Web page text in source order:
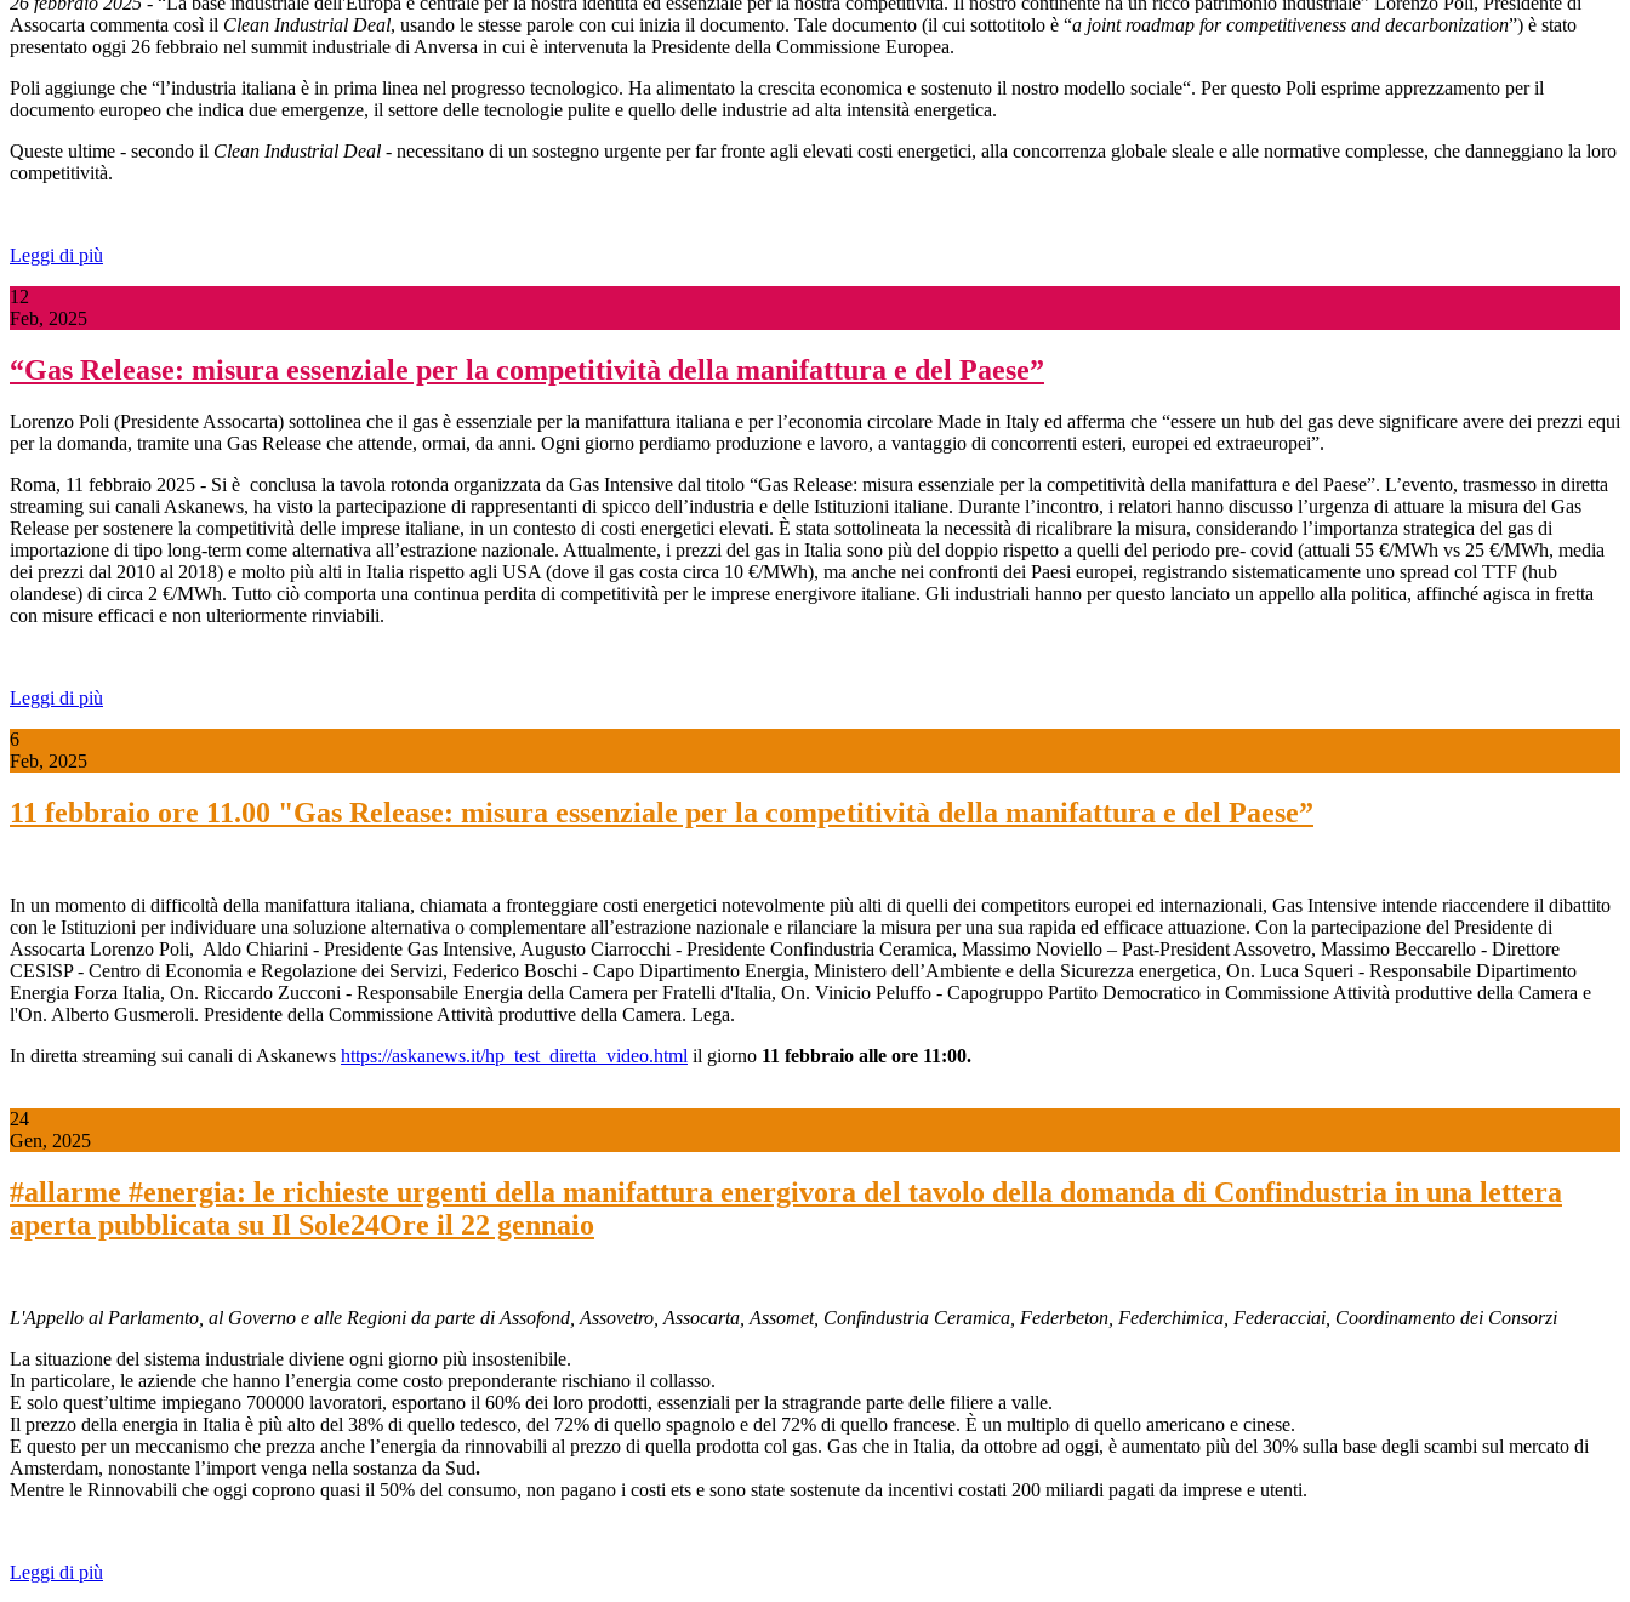
Assocarta commenta così il Clean Industrial Deal, usando le stesse parole con cui inizia il documento. Tale documento (il cui sottotitolo è “a joint roadmap for competitiveness and decarbonization”) è stato
presentato oggi 26 febbraio nel summit industriale di Anversa in cui è intervenuta la Presidente della Commissione Europea.
Poli aggiunge che “l’industria italiana è in prima linea nel progresso tecnologico. Ha alimentato la crescita economica e sostenuto il nostro modello sociale“. Per questo Poli esprime apprezzamento per il
documento europeo che indica due emergenze, il settore delle tecnologie pulite e quello delle industrie ad alta intensità energetica.
Queste ultime - secondo il Clean Industrial Deal - necessitano di un sostegno urgente per far fronte agli elevati costi energetici, alla concorrenza globale sleale e alle normative complesse, che danneggiano la loro
competitività.
Leggi di più
12
Feb, 2025
“Gas Release: misura essenziale per la competitività della manifattura e del Paese”
Lorenzo Poli (Presidente Assocarta) sottolinea che il gas è essenziale per la manifattura italiana e per l’economia circolare Made in Italy ed afferma che “essere un hub del gas deve significare avere dei prezzi equi
per la domanda, tramite una Gas Release che attende, ormai, da anni. Ogni giorno perdiamo produzione e lavoro, a vantaggio di concorrenti esteri, europei ed extraeuropei”.
Roma, 11 febbraio 2025 - Si è conclusa la tavola rotonda organizzata da Gas Intensive dal titolo “Gas Release: misura essenziale per la competitività della manifattura e del Paese”. L’evento, trasmesso in diretta
streaming sui canali Askanews, ha visto la partecipazione di rappresentanti di spicco dell’industria e delle Istituzioni italiane. Durante l’incontro, i relatori hanno discusso l’urgenza di attuare la misura del Gas
Release per sostenere la competitività delle imprese italiane, in un contesto di costi energetici elevati. È stata sottolineata la necessità di ricalibrare la misura, considerando l’importanza strategica del gas di
importazione di tipo long-term come alternativa all’estrazione nazionale. Attualmente, i prezzi del gas in Italia sono più del doppio rispetto a quelli del periodo pre- covid (attuali 55 €/MWh vs 25 €/MWh, media
dei prezzi dal 2010 al 2018) e molto più alti in Italia rispetto agli USA (dove il gas costa circa 10 €/MWh), ma anche nei confronti dei Paesi europei, registrando sistematicamente uno spread col TTF (hub
olandese) di circa 2 €/MWh. Tutto ciò comporta una continua perdita di competitività per le imprese energivore italiane. Gli industriali hanno per questo lanciato un appello alla politica, affinché agisca in fretta
con misure efficaci e non ulteriormente rinviabili.
Leggi di più
6
Feb, 2025
11 febbraio ore 11.00 "Gas Release: misura essenziale per la competitività della manifattura e del Paese”
In un momento di difficoltà della manifattura italiana, chiamata a fronteggiare costi energetici notevolmente più alti di quelli dei competitors europei ed internazionali, Gas Intensive intende riaccendere il dibattito
con le Istituzioni per individuare una soluzione alternativa o complementare all’estrazione nazionale e rilanciare la misura per una sua rapida ed efficace attuazione. Con la partecipazione del Presidente di
Assocarta Lorenzo Poli, Aldo Chiarini - Presidente Gas Intensive, Augusto Ciarrocchi - Presidente Confindustria Ceramica, Massimo Noviello – Past-President Assovetro, Massimo Beccarello - Direttore
CESISP - Centro di Economia e Regolazione dei Servizi, Federico Boschi - Capo Dipartimento Energia, Ministero dell’Ambiente e della Sicurezza energetica, On. Luca Squeri - Responsabile Dipartimento
Energia Forza Italia, On. Riccardo Zucconi - Responsabile Energia della Camera per Fratelli d'Italia, On. Vinicio Peluffo - Capogruppo Partito Democratico in Commissione Attività produttive della Camera e
l'On. Alberto Gusmeroli. Presidente della Commissione Attività produttive della Camera. Lega.
In diretta streaming sui canali di Askanews https://askanews.it/hp_test_diretta_video.html il giorno 11 febbraio alle ore 11:00.
24
Gen, 2025
#allarme #energia: le richieste urgenti della manifattura energivora del tavolo della domanda di Confindustria in una lettera
aperta pubblicata su Il Sole24Ore il 22 gennaio
L'Appello al Parlamento, al Governo e alle Regioni da parte di Assofond, Assovetro, Assocarta, Assomet, Confindustria Ceramica, Federbeton, Federchimica, Federacciai, Coordinamento dei Consorzi
La situazione del sistema industriale diviene ogni giorno più insostenibile.
In particolare, le aziende che hanno l’energia come costo preponderante rischiano il collasso.
E solo quest’ultime impiegano 700000 lavoratori, esportano il 60% dei loro prodotti, essenziali per la stragrande parte delle filiere a valle.
Il prezzo della energia in Italia è più alto del 38% di quello tedesco, del 72% di quello spagnolo e del 72% di quello francese. È un multiplo di quello americano e cinese.
E questo per un meccanismo che prezza anche l’energia da rinnovabili al prezzo di quella prodotta col gas. Gas che in Italia, da ottobre ad oggi, è aumentato più del 30% sulla base degli scambi sul mercato di
Amsterdam, nonostante l’import venga nella sostanza da Sud.
Mentre le Rinnovabili che oggi coprono quasi il 50% del consumo, non pagano i costi ets e sono state sostenute da incentivi costati 200 miliardi pagati da imprese e utenti.
Leggi di più